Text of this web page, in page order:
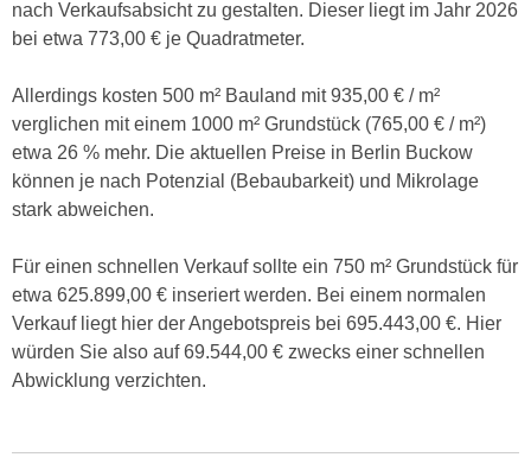
nach Verkaufsabsicht zu gestalten. Dieser liegt im Jahr 2026
bei etwa 773,00 € je Quadratmeter.
Allerdings kosten 500 m² Bauland mit 935,00 € / m²
verglichen mit einem 1000 m² Grundstück (765,00 € / m²)
etwa 26 % mehr. Die aktuellen Preise in Berlin Buckow
können je nach Potenzial (Bebaubarkeit) und Mikrolage
stark abweichen.
Für einen schnellen Verkauf sollte ein 750 m² Grundstück für
etwa 625.899,00 € inseriert werden. Bei einem normalen
Verkauf liegt hier der Angebotspreis bei 695.443,00 €. Hier
würden Sie also auf 69.544,00 € zwecks einer schnellen
Abwicklung verzichten.